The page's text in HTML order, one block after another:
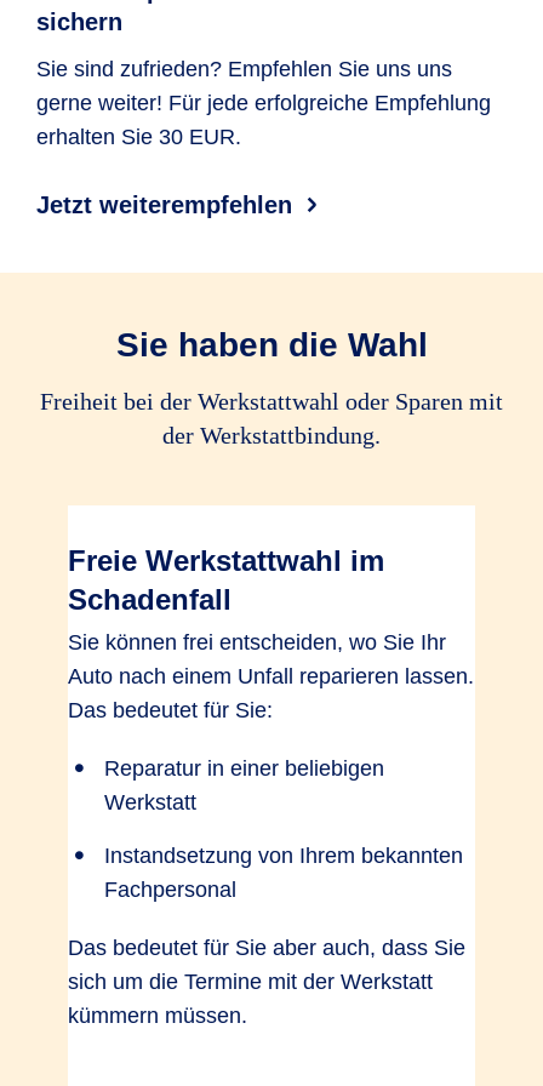
Ersatz von Schäden durch Tier­kollision
Sinne des
Alle Tiere
Verzicht auf Selbstbeteiligung bei
Glasreparatur
Ja, bei
Partner­werk­
Ja, bei
Partner­werk­
Mobilitätspauschale bei Entwendung
bis 500 EUR
Ersatz von Schäden durch Erdbeben,
und Vulkan­ausbruch
Fährrisiko
Schlinger­schäden
optional optional
sichern
Sie sind zufrieden? Empfehlen Sie uns uns
gerne weiter! Für jede erfolgreiche Empfehlung
erhalten Sie 30 EUR.
Jetzt weiterempfehlen
Sie haben die Wahl
Freiheit bei der Werkstattwahl oder Sparen mit
der Werkstattbindung.
Freie Werkstattwahl im
Schadenfall
Sie können frei entscheiden, wo Sie Ihr
Auto nach einem Unfall reparieren lassen.
Das bedeutet für Sie:
Reparatur in einer beliebigen
Werkstatt
Instandsetzung von Ihrem bekannten
Fachpersonal
Das bedeutet für Sie aber auch, dass Sie
sich um die Termine mit der Werkstatt
kümmern müssen.